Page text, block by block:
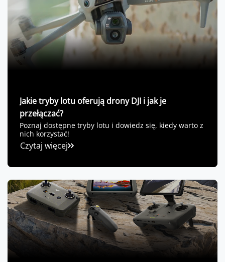
Jakie tryby lotu oferują drony DJI i jak je
przełączać?
Poznaj dostępne tryby lotu i dowiedz się, kiedy warto z
nich korzystać!
Czytaj więcej